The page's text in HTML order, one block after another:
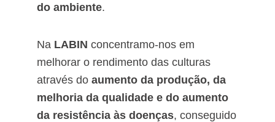
do ambiente.
Na LABIN concentramo-nos em
melhorar o rendimento das culturas
através do aumento da produção, da
melhoria da qualidade e do aumento
da resistência às doenças, conseguido